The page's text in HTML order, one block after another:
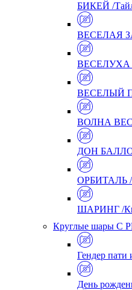
БИКЕЙ /
ВЕСЕЛАЯ
ВЕСЕЛУХА
ВЕСЕЛЫЙ
ВОЛНА
ДОН
ОРБИТАЛЬ /
ШАРИНГ /
Круглые шары
Гендер пати
День